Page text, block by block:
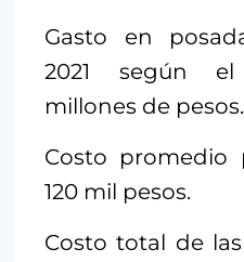
Gasto en
2021 según
millones de pesos.
Costo promedio
120 mil pesos.
Costo total de